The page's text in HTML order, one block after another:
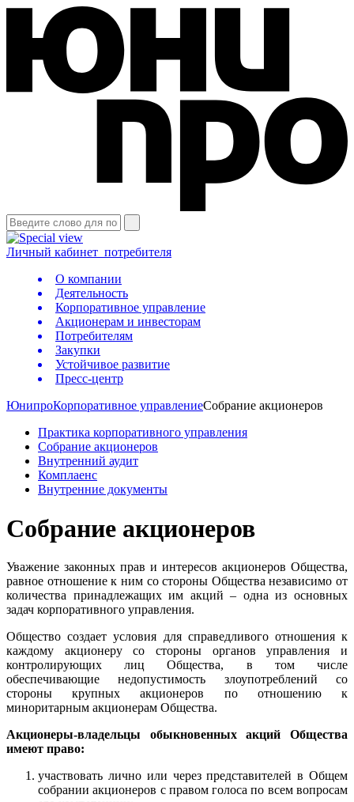
Личный кабинет потребителя
О компании
Деятельность
Корпоративное управление
Акционерам и инвесторам
Потребителям
Закупки
Устойчивое развитие
Пресс-центр
ЮнипроКорпоративное управлениеСобрание акционеров
Практика корпоративного управления
Собрание акционеров
Внутренний аудит
Комплаенс
Внутренние документы
Собрание акционеров
Уважение законных прав и интересов акционеров Общества,
равное отношение к ним со стороны Общества независимо от
количества принадлежащих им акций – одна из основных
задач корпоративного управления.
Общество создает условия для справедливого отношения к
каждому акционеру со стороны органов управления и
контролирующих лиц Общества, в том числе
обеспечивающие недопустимость злоупотреблений со
стороны крупных акционеров по отношению к
миноритарным акционерам Общества.
Акционеры-владельцы обыкновенных акций Общества
имеют право:
участвовать лично или через представителей в Общем
собрании акционеров с правом голоса по всем вопросам